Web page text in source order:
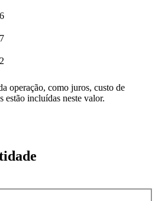
operação, como juros, custo de
estão incluídas neste valor.